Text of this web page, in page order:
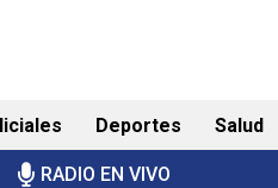
Deportes Salud
RADIO EN VIVO